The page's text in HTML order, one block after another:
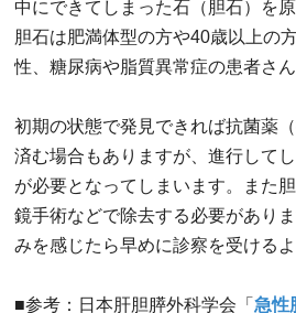
中にできてしまった石（胆石）を
胆石は肥満体型の方や40歳以上の
性、糖尿病や脂質異常症の患者さ
初期の状態で発見できれば抗菌薬
済む場合もありますが、進行して
が必要となってしまいます。また
鏡手術などで除去する必要があり
みを感じたら早めに診察を受けるよ
■参考：日本肝胆膵外科学会「 急性